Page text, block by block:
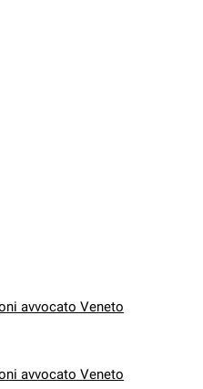
avvocato Veneto
avvocato Veneto